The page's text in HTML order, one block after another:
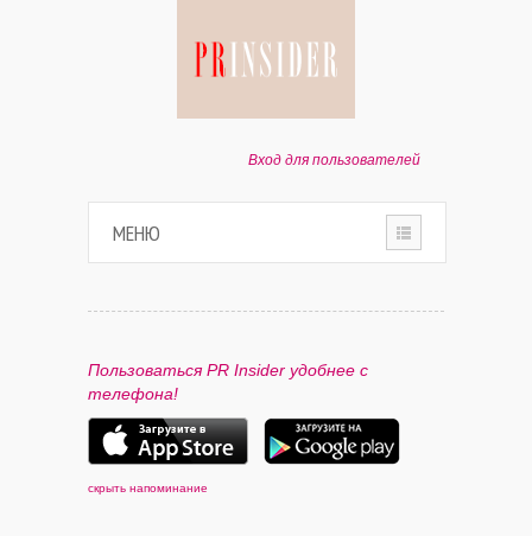
Вход для пользователей
МЕНЮ
ПАРТНЕРАМ
КОНТАКТЫ
Пользоваться PR Insider удобнее с
телефона!
скрыть напоминание